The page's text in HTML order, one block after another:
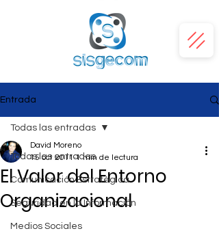
Entrada
Todas las entradas
Comunicación Estratégica
Seguridad en la Información
Medios Sociales
Todas las entradas
El Valor del Entorno
Organizacional
David Moreno
15 oct 2011 1 min de lectura